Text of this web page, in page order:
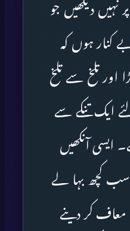
دیکھیں جو
کنار ہوں کہ
اور تلخ سے تلخ
ایک تنکے سے
ایسی آنکھیں
سب کچھ بہا لے
معاف کر دینے